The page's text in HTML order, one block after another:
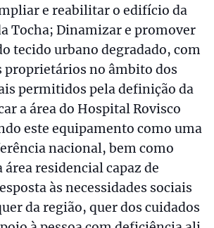
e reabilitar o edifício da
Tocha; Dinamizar e promover
tecido urbano degradado, com
proprietários no âmbito dos
permitidos pela definição da
a área do Hospital Rovisco
este equipamento como uma
nacional, bem como
área residencial capaz de
às necessidades sociais
da região, quer dos cuidados